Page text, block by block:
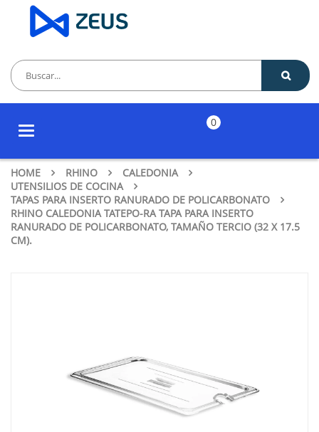
Toggle
0
HOME RHINO
CALEDONIA
UTENSILIOS DE COCINA
TAPAS PARA INSERTO RANURADO DE POLICARBONATO
RHINO CALEDONIA TATEPO-RA TAPA PARA INSERTO
RANURADO DE POLICARBONATO, TAMAÑO TERCIO (32 X 17.5
CM).